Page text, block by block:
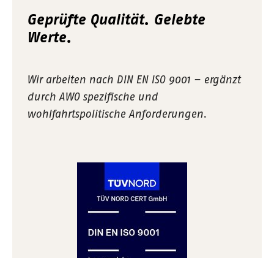
Geprüfte Qualität. Gelebte
Werte.
Wir arbeiten nach DIN EN ISO 9001 – ergänzt
durch AWO spezifische und
wohlfahrtspolitische Anforderungen.